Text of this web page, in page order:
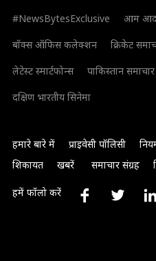
#NewsBytesExclusive
आम
बॉक्स ऑफिस कलेक्शन
क्रिकेट
लेटेस्ट स्मार्टफोन्स
पाकिस्तान समाचार
दक्षिण भारतीय सिनेमा
हमारे बारे में प्राइवेसी पॉलिसी
शिकायत
खबरें समाचार संग्रह
हमें फॉलो करें